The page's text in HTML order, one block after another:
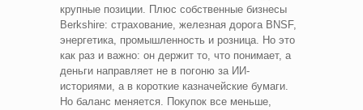
крупные позиции. Плюс собственные бизнесы
Berkshire: страхование, железная дорога BNSF,
энергетика, промышленность и розница. Но это
как раз и важно: он держит то, что понимает, а
деньги направляет не в погоню за ИИ-
историями, а в короткие казначейские бумаги.
Но баланс меняется. Покупок все меньше,